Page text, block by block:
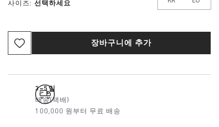
사이즈: 선택하세요
장바구니에 추가
3~5일
배송(택배)
100,000 원부터 무료 배송